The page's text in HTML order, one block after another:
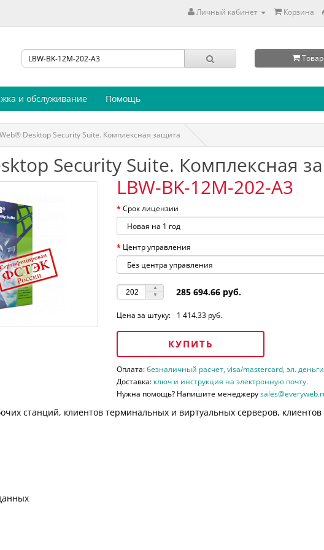
Личный кабинет Корзина
и обслуживание Помощь
Desktop Security Suite. Комплексная защита
Security Suite. Комплексная
LBW-BK-12M-202-A3
Срок лицензии
Центр управления
285 694.66 руб.
Цена за штуку: 1 414.33 руб.
КУПИТЬ
Оплата:безналичный расчет, visa/mastercard, эл.
Доставка: ключ и инструкция на электронную почту.
Нужна помощь? Напишите менеджеру
станций, клиентов терминальных и виртуальных серверов,